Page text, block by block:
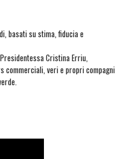
basati su stima, fiducia e
Cristina Erriu,
veri e propri compagni